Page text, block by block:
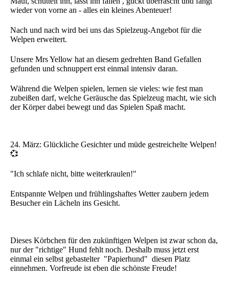
wieder von vorne an - alles ein kleines Abenteuer!
Nach und nach wird bei uns das Spielzeug-Angebot für die
Welpen erweitert.
Unsere Mrs Yellow hat an diesem gedrehten Band Gefallen
gefunden und schnuppert erst einmal intensiv daran.
Während die Welpen spielen, lernen sie vieles: wie fest man
zubeißen darf, welche Geräusche das Spielzeug macht, wie sich
der Körper dabei bewegt und das Spielen Spaß macht.
24. März: Glückliche Gesichter und müde gestreichelte Welpen!
💞
"Ich schlafe nicht, bitte weiterkraulen!"
Entspannte Welpen und frühlingshaftes Wetter zaubern jedem
Besucher ein Lächeln ins Gesicht.
Dieses Körbchen für den zukünftigen Welpen ist zwar schon da,
nur der "richtige" Hund fehlt noch. Deshalb muss jetzt erst
einmal ein selbst gebastelter "Papierhund" diesen Platz
einnehmen. Vorfreude ist eben die schönste Freude!